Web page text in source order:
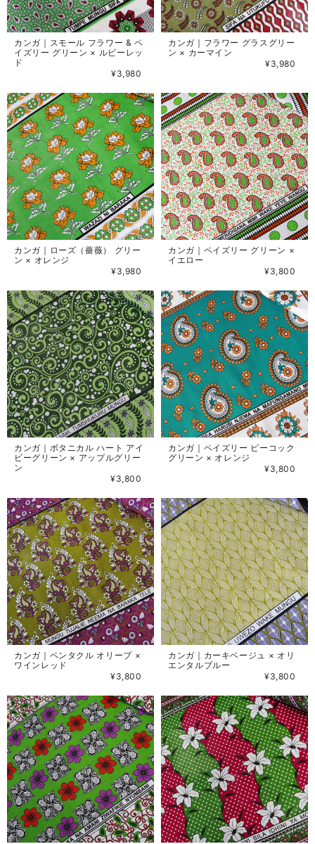
カンガ｜スモール フラワー & ペ
イズリー グリーン × ルビーレッ
ド
¥3,980
カンガ｜フラワー グラスグリー
ン × カーマイン
¥3,980
カンガ｜ローズ（薔薇） グリー
ン × オレンジ
¥3,980
カンガ｜ペイズリー グリーン ×
イエロー
¥3,800
カンガ｜ボタニカル ハート アイ
ビーグリーン × アップルグリー
ン
¥3,800
カンガ｜ペイズリー ピーコック
グリーン × オレンジ
¥3,800
カンガ｜ペンタクル オリーブ ×
ワインレッド
¥3,800
カンガ｜カーキベージュ × オリ
エンタルブルー
¥3,800